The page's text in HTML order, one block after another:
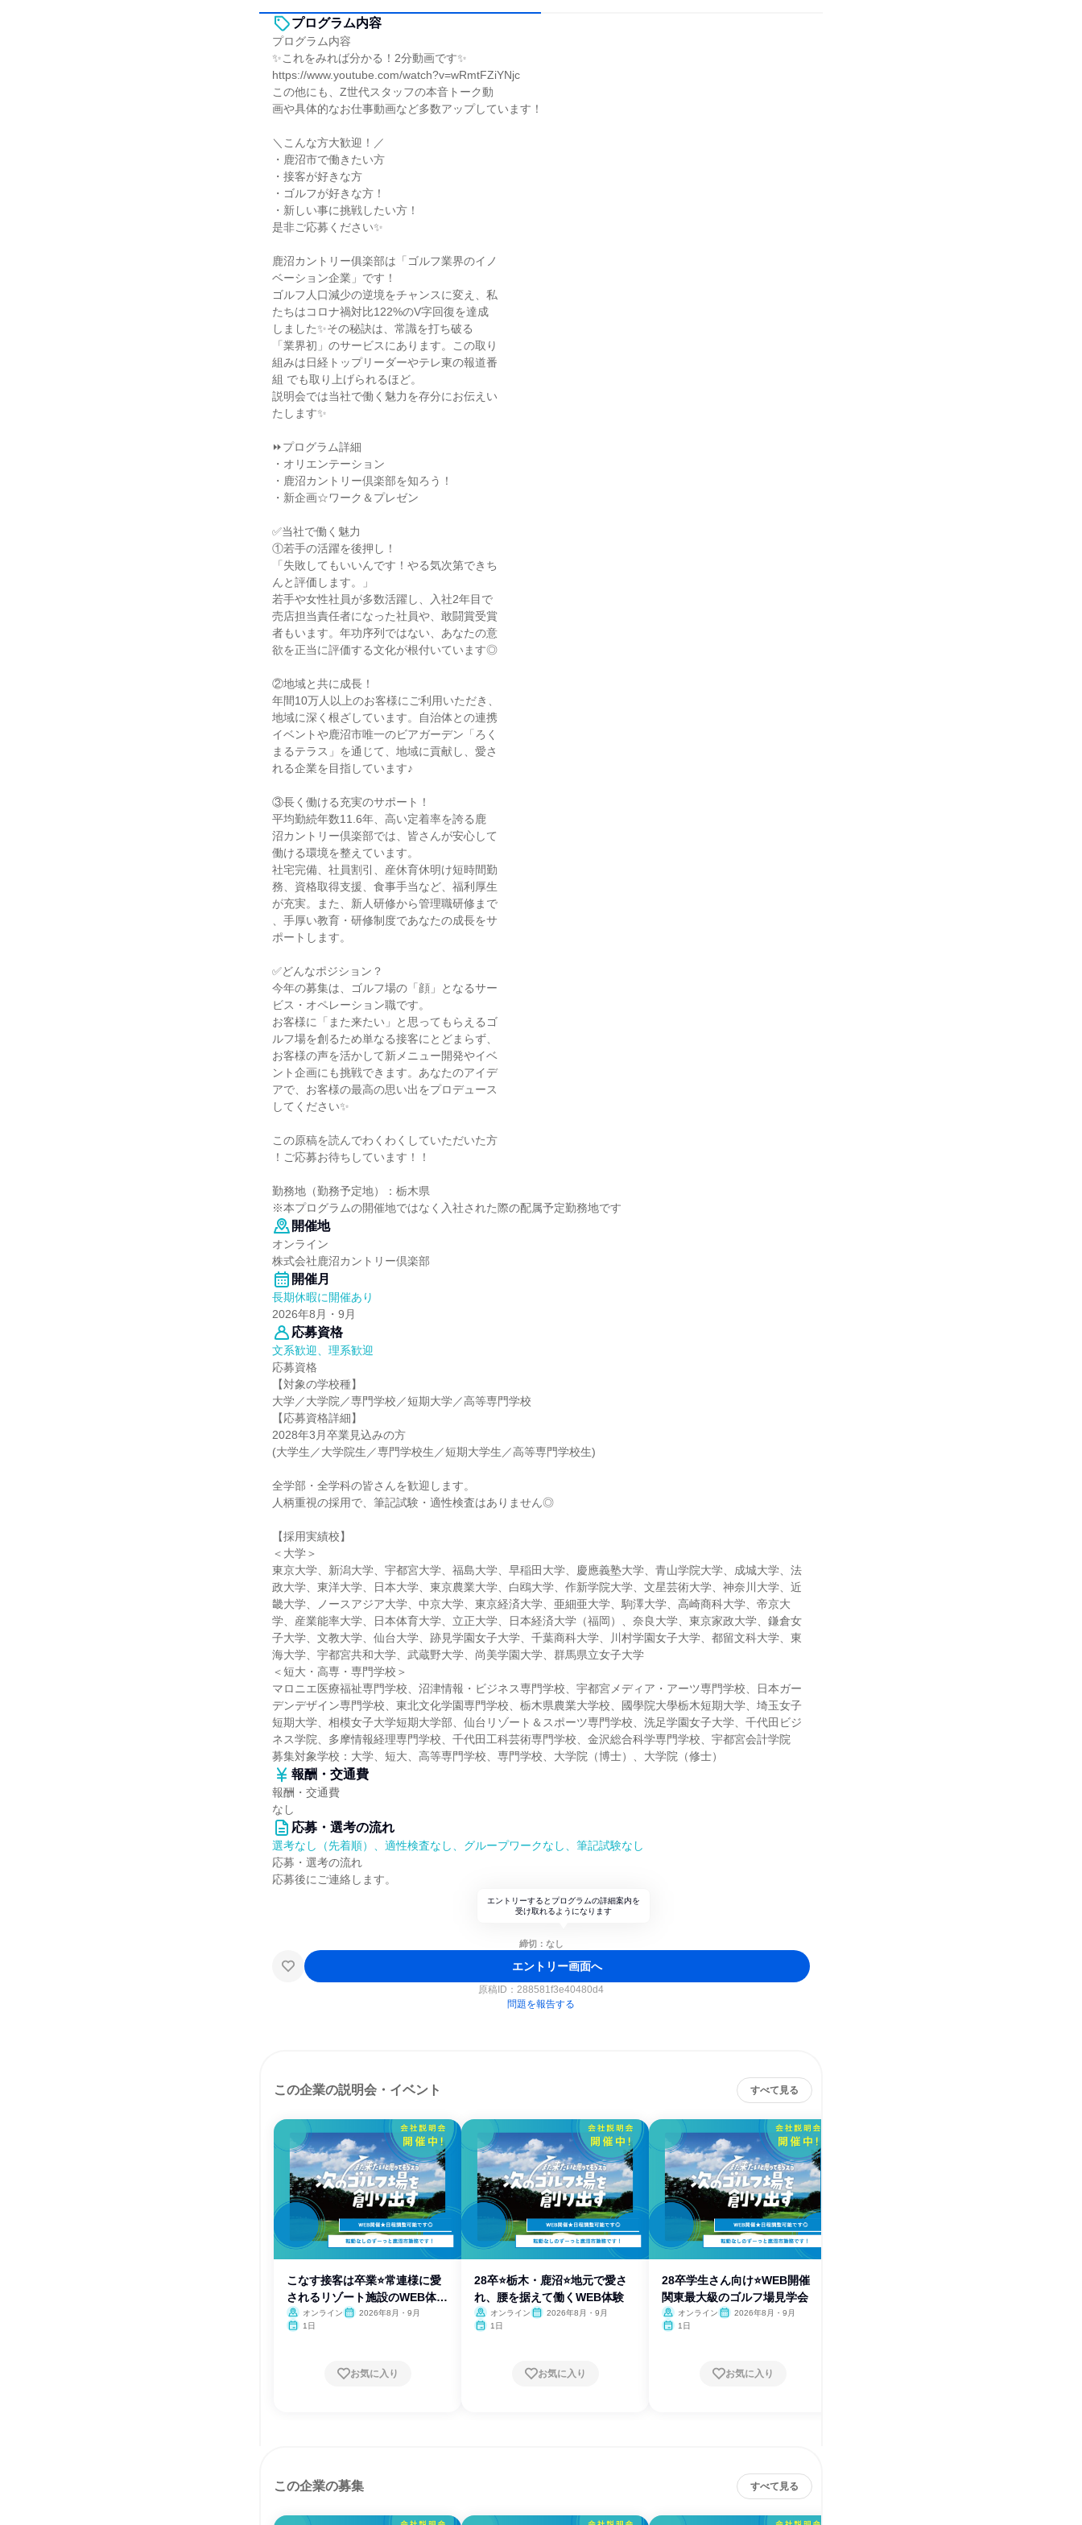
プログラム内容
プログラム内容
✨これをみれば分かる！2分動画です✨
https://www.youtube.com/watch?v=wRmtFZiYNjc
この他にも、Z世代スタッフの本音トーク動
画や具体的なお仕事動画など多数アップしています！
＼こんな方大歓迎！／
・鹿沼市で働きたい方
・接客が好きな方
・ゴルフが好きな方！
・新しい事に挑戦したい方！
是非ご応募ください✨
鹿沼カントリー俱楽部は「ゴルフ業界のイノ
ベーション企業」です！
ゴルフ人口減少の逆境をチャンスに変え、私
たちはコロナ禍対比122%のV字回復を達成
しました✨その秘訣は、常識を打ち破る
「業界初」のサービスにあります。この取り
組みは日経トップリーダーやテレ東の報道番
組 でも取り上げられるほど。
説明会では当社で働く魅力を存分にお伝えい
たします✨
⏩プログラム詳細
・オリエンテーション
・鹿沼カントリー倶楽部を知ろう！
・新企画☆ワーク＆プレゼン
✅当社で働く魅力
①若手の活躍を後押し！
「失敗してもいいんです！やる気次第できち
んと評価します。」
若手や女性社員が多数活躍し、入社2年目で
売店担当責任者になった社員や、敢闘賞受賞
者もいます。年功序列ではない、あなたの意
欲を正当に評価する文化が根付いています◎
②地域と共に成長！
年間10万人以上のお客様にご利用いただき、
地域に深く根ざしています。自治体との連携
イベントや鹿沼市唯一のビアガーデン「ろく
まるテラス」を通じて、地域に貢献し、愛さ
れる企業を目指しています♪
③長く働ける充実のサポート！
平均勤続年数11.6年、高い定着率を誇る鹿
沼カントリー倶楽部では、皆さんが安心して
働ける環境を整えています。
社宅完備、社員割引、産休育休明け短時間勤
務、資格取得支援、食事手当など、福利厚生
が充実。また、新人研修から管理職研修まで
、手厚い教育・研修制度であなたの成長をサ
ポートします。
✅どんなポジション？
今年の募集は、ゴルフ場の「顔」となるサー
ビス・オペレーション職です。
お客様に「また来たい」と思ってもらえるゴ
ルフ場を創るため単なる接客にとどまらず、
お客様の声を活かして新メニュー開発やイベ
ント企画にも挑戦できます。あなたのアイデ
アで、お客様の最高の思い出をプロデュース
してください✨
この原稿を読んでわくわくしていただいた方
！ご応募お待ちしています！！
勤務地（勤務予定地）：栃木県
※本プログラムの開催地ではなく入社された際の配属予定勤務地です
開催地
オンライン
株式会社鹿沼カントリー倶楽部
開催月
長期休暇に開催あり
2026年8月・9月
応募資格
文系歓迎、理系歓迎
応募資格
【対象の学校種】
大学／大学院／専門学校／短期大学／高等専門学校
【応募資格詳細】
2028年3月卒業見込みの方
(大学生／大学院生／専門学校生／短期大学生／高等専門学校生)
全学部・全学科の皆さんを歓迎します。
人柄重視の採用で、筆記試験・適性検査はありません◎
【採用実績校】
＜大学＞
東京大学、新潟大学、宇都宮大学、福島大学、早稲田大学、慶應義塾大学、青山学院大学、成城大学、法
政大学、東洋大学、日本大学、東京農業大学、白鴎大学、作新学院大学、文星芸術大学、神奈川大学、近
畿大学、ノースアジア大学、中京大学、東京経済大学、亜細亜大学、駒澤大学、高崎商科大学、帝京大
学、産業能率大学、日本体育大学、立正大学、日本経済大学（福岡）、奈良大学、東京家政大学、鎌倉女
子大学、文教大学、仙台大学、跡見学園女子大学、千葉商科大学、川村学園女子大学、都留文科大学、東
海大学、宇都宮共和大学、武蔵野大学、尚美学園大学、群馬県立女子大学
＜短大・高専・専門学校＞
マロニエ医療福祉専門学校、沼津情報・ビジネス専門学校、宇都宮メディア・アーツ専門学校、日本ガー
デンデザイン専門学校、東北文化学園専門学校、栃木県農業大学校、國學院大學栃木短期大学、埼玉女子
短期大学、相模女子大学短期大学部、仙台リゾート＆スポーツ専門学校、洗足学園女子大学、千代田ビジ
ネス学院、多摩情報経理専門学校、千代田工科芸術専門学校、金沢総合科学専門学校、宇都宮会計学院
募集対象学校：大学、短大、高等専門学校、専門学校、大学院（博士）、大学院（修士）
報酬・交通費
報酬・交通費
なし
応募・選考の流れ
選考なし（先着順）、適性検査なし、グループワークなし、筆記試験なし
応募・選考の流れ
応募後にご連絡します。
エントリーするとプログラムの詳細案内を
受け取れるようになります
締切：なし
エントリー画面へ
原稿ID： 288581f3e40480d4
問題を報告する
この企業の説明会・イベント すべて見る
こなす接客は卒業⭐常連様に愛
されるリゾート施設のWEB体験
会
オンライン
2026年8月・9月
1日
お気に入り
28卒⭐栃木・鹿沼⭐地元で愛さ
れ、腰を据えて働くWEB体験
オンライン
2026年8月・9月
1日
お気に入り
28卒学生さん向け⭐WEB開催
関東最大級のゴルフ場見学会
オンライン
2026年8月・9月
1日
お気に入り
この企業の募集 すべて見る